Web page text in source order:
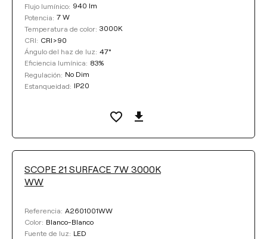
Flujo lumínico: 940 lm
Potencia: 7 W
Temperatura de color: 3000K
CRI: CRI>90
Ángulo del haz de luz: 47°
Eficiencia lumínica: 83%
Regulación: No Dim
Estanqueidad: IP20
SCOPE 21 SURFACE 7W 3000K
WW
Referencia: A2601001WW
Color: Blanco-Blanco
Fuente de luz: LED